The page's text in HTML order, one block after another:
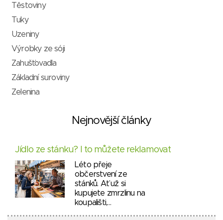
Těstoviny
Tuky
Uzeniny
Výrobky ze sóji
Zahušťovadla
Základní suroviny
Zelenina
Nejnovější články
Jídlo ze stánku? I to můžete reklamovat
Léto přeje
občerstvení ze
stánků. Ať už si
kupujete zmrzlinu na
koupališti,…